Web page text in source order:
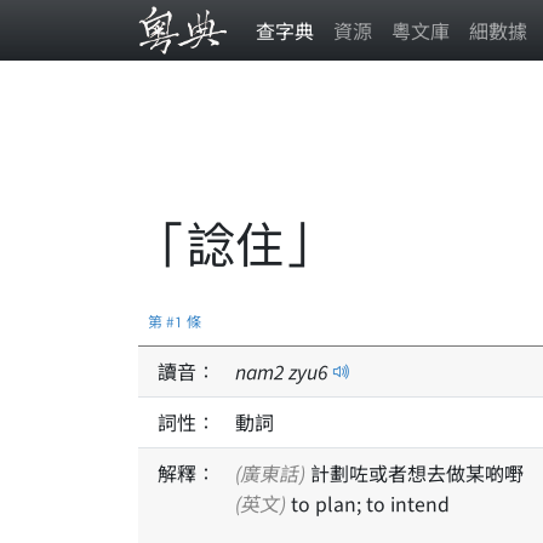
查字典 資源 粵文庫 細數據
「諗住」
第 #1 條
讀音： nam2zyu6
詞性：
動詞
解釋：
(廣東話) 計劃咗或者想去做某啲嘢
(英文) to plan; to intend